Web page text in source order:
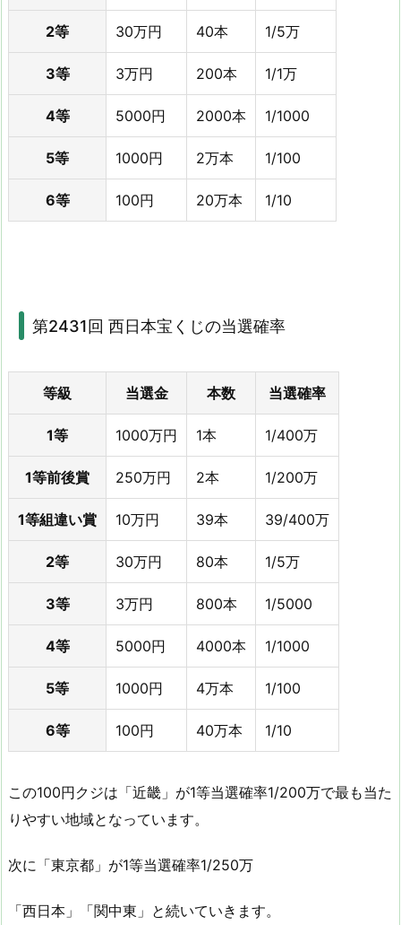
2等 30万円 40本 1/5万
3等 3万円 200本 1/1万
4等 5000円 2000本 1/1000
5等 1000円 2万本 1/100
6等 100円 20万本 1/10
第2431回 西日本宝くじの当選確率
等級 当選金 本数 当選確率
1等 1000万円 1本 1/400万
1等前後賞 250万円 2本 1/200万
1等組違い賞 10万円 39本 39/400万
2等 30万円 80本 1/5万
3等 3万円 800本 1/5000
4等 5000円 4000本 1/1000
5等 1000円 4万本 1/100
6等 100円 40万本 1/10
この100円クジは「近畿」が1等当選確率1/200万で最も当た
りやすい地域となっています。
次に「東京都」が1等当選確率1/250万
「西日本」「関中東」と続いていきます。